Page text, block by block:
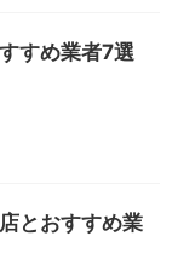
すめ業者7選
とおすすめ業